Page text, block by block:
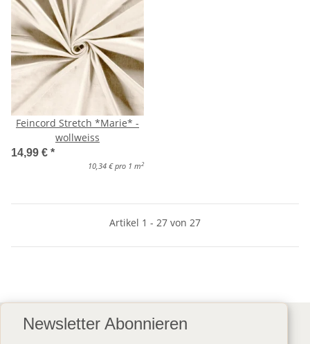
Feincord Stretch *Marie* -
wollweiss
14,99 € *
10,34 € pro 1 m 2
Artikel 1 - 27 von 27
Newsletter Abonnieren